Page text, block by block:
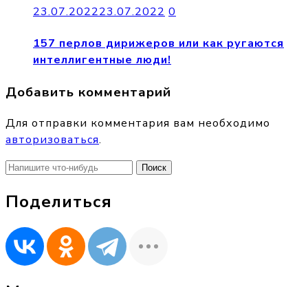
23.07.202223.07.2022 0
157 перлов дирижеров или как ругаются
интеллигентные люди!
Добавить комментарий
Для отправки комментария вам необходимо
авторизоваться.
Найти:
Поделиться